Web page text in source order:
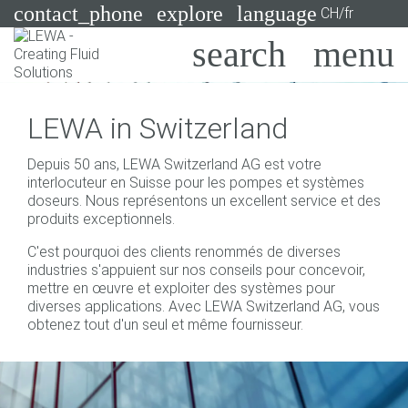
contact_phone explore language CH/fr
Search
Systèmes
Secteurs
Applications
Services
Consulting
Technologies
LEWA in Switzerland
Depuis 50 ans, LEWA Switzerland AG est votre
interlocuteur en Suisse pour les pompes et systèmes
doseurs. Nous représentons un excellent service et des
produits exceptionnels.
C'est pourquoi des clients renommés de diverses
industries s'appuient sur nos conseils pour concevoir,
mettre en œuvre et exploiter des systèmes pour
diverses applications. Avec LEWA Switzerland AG, vous
obtenez tout d'un seul et même fournisseur.